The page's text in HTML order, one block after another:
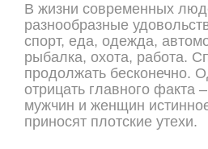
В жизни современных
разнообразные
спорт, еда, одежда,
рыбалка, охота, работа.
продолжать бесконечно.
отрицать главного факта
мужчин и женщин
приносят плотские утехи.